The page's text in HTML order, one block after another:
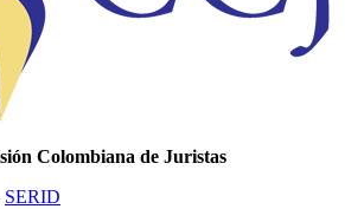
Colombiana de Juristas
SERID